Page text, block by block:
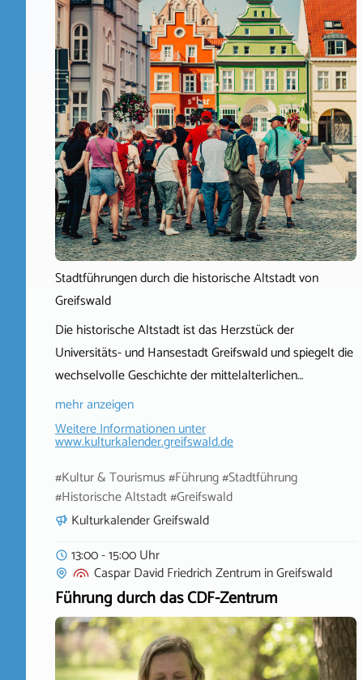
Stadtführungen durch die historische Altstadt von
Greifswald
Die historische Altstadt ist das Herzstück der
Universitäts- und Hansestadt Greifswald und spiegelt die
wechselvolle Geschichte der mittelalterlichen…
mehr anzeigen
Weitere Informationen unter
www.kulturkalender.greifswald.de
#Kultur & Tourismus #Führung #Stadtführung
#Historische Altstadt #Greifswald
Kulturkalender Greifswald
13:00 - 15:00 Uhr
Caspar David Friedrich ZentruminGreifswald
Führung durch das CDF-Zentrum